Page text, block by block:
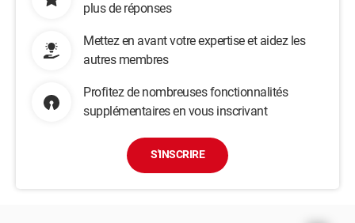
plus de réponses
Mettez en avant votre expertise et aidez les
autres membres
Profitez de nombreuses fonctionnalités
supplémentaires en vous inscrivant
S'INSCRIRE